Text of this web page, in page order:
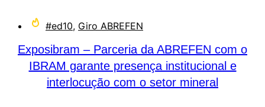
#ed10, Giro ABREFEN
Exposibram – Parceria da ABREFEN com o
IBRAM garante presença institucional e
interlocução com o setor mineral